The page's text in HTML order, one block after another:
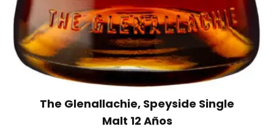
The Glenallachie, Speyside Single
Malt 12 Años